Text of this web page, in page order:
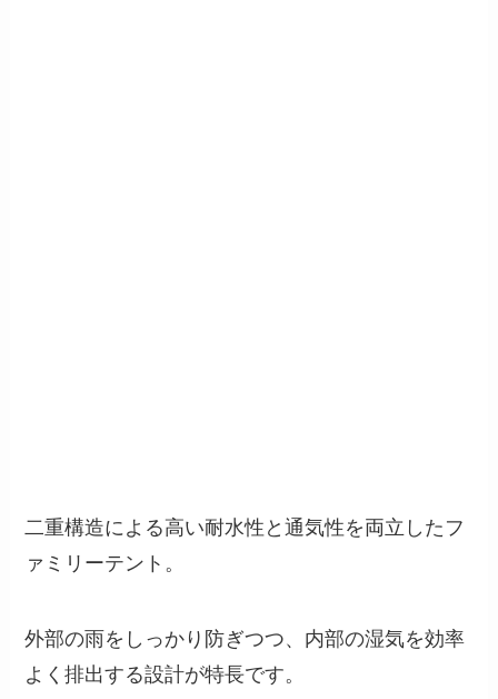
二重構造による高い耐水性と通気性を両立したフ
ァミリーテント。
外部の雨をしっかり防ぎつつ、内部の湿気を効率
よく排出する設計が特長です。